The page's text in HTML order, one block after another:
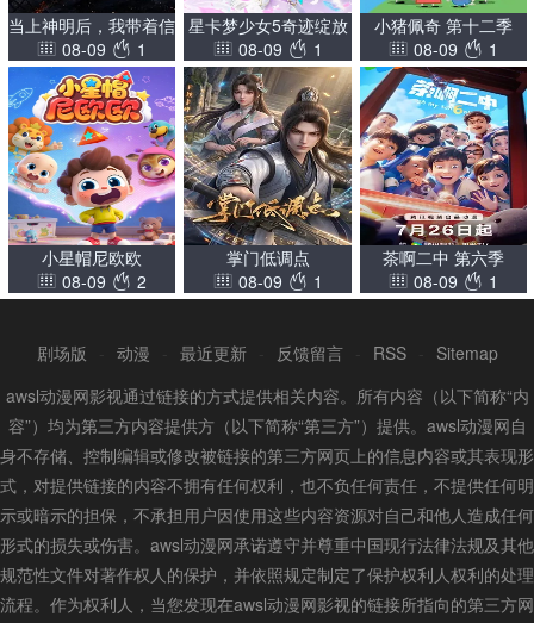
当上神明后，我带着信
徒干翻了废土
08-09 1
星卡梦少女5奇迹绽放
08-09
1
小猪佩奇 第十二季
08-09
1
小星帽尼欧欧
08-09
2
掌门低调点
08-09
1
茶啊二中 第六季
08-09
1
剧场版 动漫 最近更新 反馈留言 RSS
Sitemap
awsl动漫网影视通过链接的方式提供相关内容。所有内容（以下简称“内
容”）均为第三方内容提供方（以下简称“第三方”）提供。awsl动漫网自
身不存储、控制编辑或修改被链接的第三方网页上的信息内容或其表现形
式，对提供链接的内容不拥有任何权利，也不负任何责任，不提供任何明
示或暗示的担保，不承担用户因使用这些内容资源对自己和他人造成任何
形式的损失或伤害。awsl动漫网承诺遵守并尊重中国现行法律法规及其他
规范性文件对著作权人的保护，并依照规定制定了保护权利人权利的处理
流程。作为权利人，当您发现在awsl动漫网影视的链接所指向的第三方网